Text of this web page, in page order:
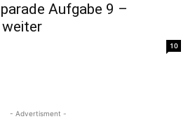
Aufgabe 9 –
weiter
10
- Advertisment -